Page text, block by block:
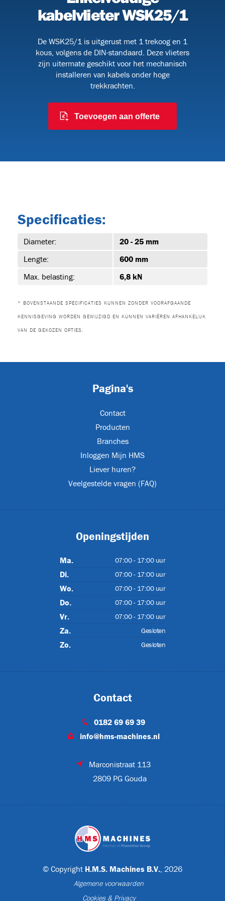
1
kabelvlieter WSK25/1
De WSK25/1 is uitgerust met 1 trekoog en 1
kous, volgens de DIN-standaard. Deze vlieters
zijn uitermate geschikt voor het mechanisch
installeren van kabels onder hoge
trekkrachten.
Toevoegen aan offerte
Specificaties:
Diameter:
20 - 25 mm
Lengte:
600 mm
Max. belasting:
6,8 kN
* BOVENSTAANDE SPECIFICATIES KUNNEN ZONDER VOORAFGAANDE
KENNISGEVING WORDEN GEWIJZIGD EN KUNNEN VARIËREN AFHANKELIJK
VAN DE GEKOZEN OPTIES.
Pagina's
Contact
Producten
Branches
Inloggen Mijn HMS
Liever huren?
Veelgestelde vragen (FAQ)
Openingstijden
Ma. 07:00 - 17:00 uur
Di. 07:00 - 17:00 uur
Wo. 07:00 - 17:00 uur
Do. 07:00 - 17:00 uur
Vr. 07:00 - 17:00 uur
Za. Gesloten
Zo. Gesloten
Contact
0182 69 69 39
info@hms-machines.nl
Marconistraat 113
2809 PG Gouda
© Copyright H.M.S. Machines B.V. , 2026
Algemene voorwaarden
Cookies & Privacy